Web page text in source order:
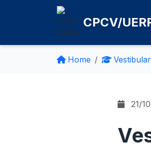
CPCV/
Home Vestibular
21/